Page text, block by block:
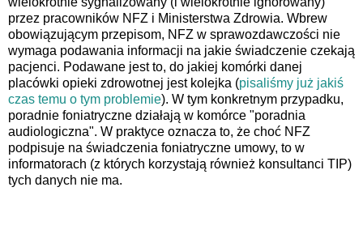
przez pracowników NFZ i Ministerstwa Zdrowia. Wbrew
obowiązującym przepisom, NFZ w sprawozdawczości nie
wymaga podawania informacji na jakie świadczenie czekają
pacjenci. Podawane jest to, do jakiej komórki danej
placówki opieki zdrowotnej jest kolejka (pisaliśmy już jakiś
czas temu o tym problemie). W tym konkretnym przypadku,
poradnie foniatryczne działają w komórce "poradnia
audiologiczna". W praktyce oznacza to, że choć NFZ
podpisuje na świadczenia foniatryczne umowy, to w
informatorach (z których korzystają również konsultanci TIP)
tych danych nie ma.